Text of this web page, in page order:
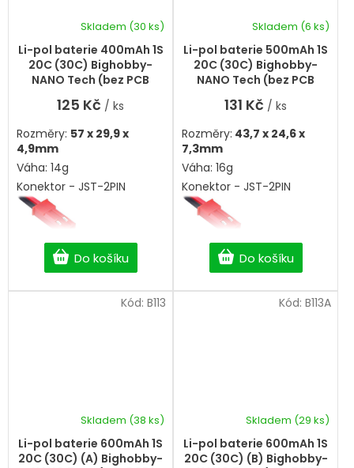
Li-pol baterie 400mAh 1S
20C (30C) Bighobby-
NANO Tech (bez PCB
ochrany)
Skladem (30 ks)
125 Kč / ks
Do košíku
Rozměry: 57 x 29,9 x
4,9mm
Váha: 14g
Konektor - JST-2PIN
Li-pol baterie 500mAh 1S
20C (30C) Bighobby-
NANO Tech (bez PCB
ochrany)
hodnocení
produktu
hvězdiček.
Skladem (6 ks)
131 Kč / ks
Do košíku
Rozměry: 43,7 x 24,6 x
7,3mm
Váha: 16g
Konektor - JST-2PIN
Li-pol baterie 600mAh 1S
20C (30C) (A) Bighobby-
Skladem (38 ks)
Kód: B113
Li-pol baterie 600mAh 1S
20C (30C) (B) Bighobby-
Skladem (29 ks)
Kód: B113A